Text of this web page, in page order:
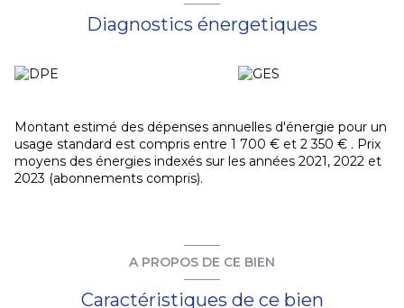
Diagnostics énergetiques
Montant estimé des dépenses annuelles d'énergie pour un
usage standard est compris entre 1 700 € et 2 350 € . Prix
moyens des énergies indexés sur les années 2021, 2022 et
2023 (abonnements compris).
A PROPOS DE CE BIEN
Caractéristiques de ce bien